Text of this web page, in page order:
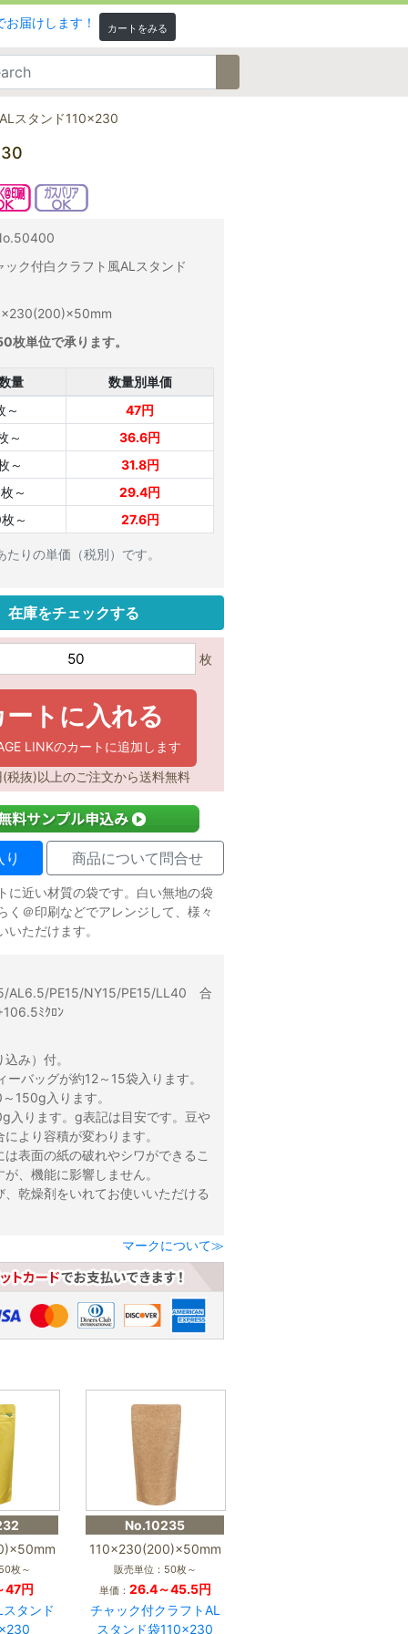
カートをみる
スタンド110×230
ック付白クラフト風ALスタンド
枚単位で承ります。
たりの単価（税別）です。
量
数量別単価
～
47円
～
36.6円
～
31.8円
～
29.4円
～
27.6円
在庫をチェックする
枚
ートに入れる
LINKのカートに追加します
税抜)以上のご注文から送料無料
商品について問合せ
に近い材質の袋です。白い無地の袋
く＠印刷などでアレンジして、様々
いただけます。
AL6.5/PE15/NY15/PE15/LL40 合
ﾐｸﾛﾝ
み）付。
ーバッグが約12～15袋入ります。
150g入ります。
入ります。g表記は目安です。豆や
より容積が変わります。
は表面の紙の破れやシワができるこ
、機能に影響しません。
、乾燥剤をいれてお使いいただける
マークについて≫
枚～
47円
タンド
No.10235
110×230(200)×50mm
販売単位：50枚～
単価： 26.4～45.5円
チャック付クラフトAL
スタンド袋110×230